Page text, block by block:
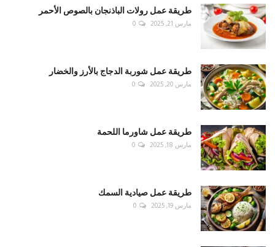
طريقة عمل رولات الباذنجان بالصوص الأحمر
مارس 21, 2025 0
طريقة عمل شوربة الدجاج بالأرز والخضار
مارس 20, 2025 0
طريقة عمل شاورما اللحمة
مارس 18, 2025 0
طريقة عمل صيادية السمك
مارس 19, 2025 0